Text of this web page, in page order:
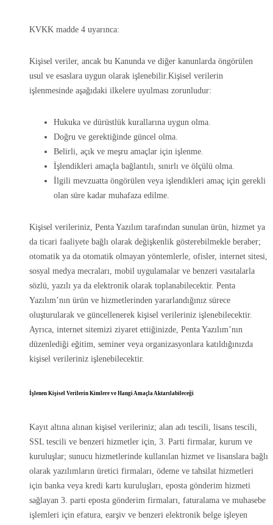
KVKK madde 4 uyarınca:
Kişisel veriler, ancak bu Kanunda ve diğer kanunlarda öngörülen
usul ve esaslara uygun olarak işlenebilir.Kişisel verilerin
işlenmesinde aşağıdaki ilkelere uyulması zorunludur:
Hukuka ve dürüstlük kurallarına uygun olma.
Doğru ve gerektiğinde güncel olma.
Belirli, açık ve meşru amaçlar için işlenme.
İşlendikleri amaçla bağlantılı, sınırlı ve ölçülü olma.
İlgili mevzuatta öngörülen veya işlendikleri amaç için gerekli
olan süre kadar muhafaza edilme.
Kişisel verileriniz, Penta Yazılım tarafından sunulan ürün, hizmet ya
da ticari faaliyete bağlı olarak değişkenlik gösterebilmekle beraber;
otomatik ya da otomatik olmayan yöntemlerle, ofisler, internet sitesi,
sosyal medya mecraları, mobil uygulamalar ve benzeri vasıtalarla
sözlü, yazılı ya da elektronik olarak toplanabilecektir. Penta
Yazılım’nın ürün ve hizmetlerinden yararlandığınız sürece
oluşturularak ve güncellenerek kişisel verileriniz işlenebilecektir.
Ayrıca, internet sitemizi ziyaret ettiğinizde, Penta Yazılım’nın
düzenlediği eğitim, seminer veya organizasyonlara katıldığınızda
kişisel verileriniz işlenebilecektir.
İşlenen Kişisel Verilerin Kimlere ve Hangi Amaçla Aktarılabileceği
Kayıt altına alınan kişisel verileriniz; alan adı tescili, lisans tescili,
SSL tescili ve benzeri hizmetler için, 3. Parti firmalar, kurum ve
kuruluşlar; sunucu hizmetlerinde kullanılan hizmet ve lisanslara bağlı
olarak yazılımların üretici firmaları, ödeme ve tahsilat hizmetleri
için banka veya kredi kartı kuruluşları, eposta gönderim hizmeti
sağlayan 3. parti eposta gönderim firmaları, faturalama ve muhasebe
işlemleri için efatura, earşiv ve benzeri elektronik belge işleyen